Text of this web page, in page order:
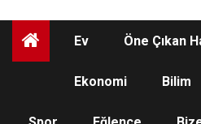
Ev Öne Çıkan
Ekonomi Bilim